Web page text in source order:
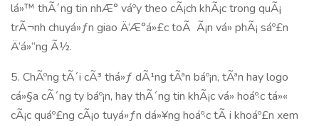
lá»™ thÃ´ng tin nhÆ° váº­y theo cÃ¡ch khÃ¡c trong quÃ¡
trÃ¬nh chuyá»ƒn giao Ä‘Æ°á»£c toÃ Ã¡n vá» phÃ¡ sáº£n
Ä‘á»“ng Ã½.
5. ChÃºng tÃ´i cÃ³ thá»ƒ dÃ¹ng tÃªn báº¡n, tÃªn hay logo
cá»§a cÃ´ng ty báº¡n, hay thÃ´ng tin khÃ¡c vá» hoáº·c tá»«
cÃ¡c quáº£ng cÃ¡o tuyá»ƒn dá»¥ng hoáº·c tÃ i khoáº£n xem